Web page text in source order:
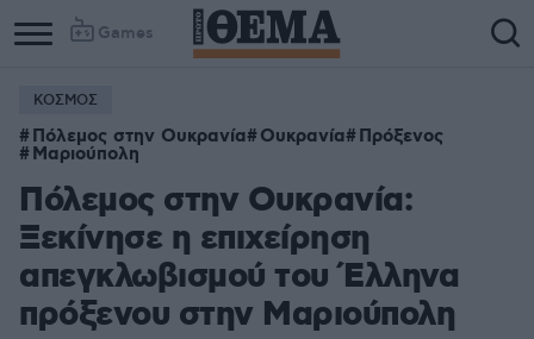
Games
ΚΟΣΜΟΣ
Πόλεμος στην Ουκρανία Ουκρανία Πρόξενος
Μαριούπολη
Πόλεμος στην Ουκρανία:
Ξεκίνησε η επιχείρηση
απεγκλωβισμού του Έλληνα
πρόξενου στην Μαριούπολη